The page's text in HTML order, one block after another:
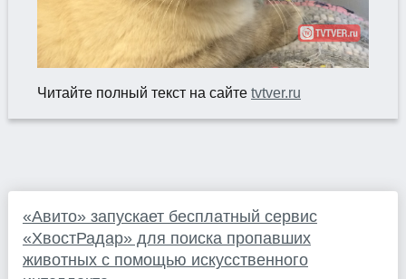
Читайте полный текст на сайте tvtver.ru
«Авито» запускает бесплатный сервис
«ХвостРадар» для поиска пропавших
животных с помощью искусственного